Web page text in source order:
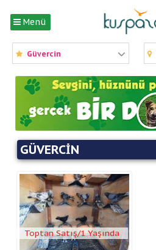
Menü
Güvercin
GÜVERCIN
Toptan Satış/1 Yaşında